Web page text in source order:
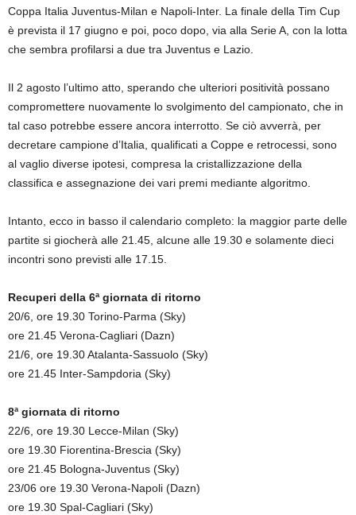
Coppa Italia Juventus-Milan e Napoli-Inter. La finale della Tim Cup
è prevista il 17 giugno e poi, poco dopo, via alla Serie A, con la lotta
che sembra profilarsi a due tra Juventus e Lazio.
Il 2 agosto l’ultimo atto, sperando che ulteriori positività possano
compromettere nuovamente lo svolgimento del campionato, che in
tal caso potrebbe essere ancora interrotto. Se ciò avverrà, per
decretare campione d’Italia, qualificati a Coppe e retrocessi, sono
al vaglio diverse ipotesi, compresa la cristallizzazione della
classifica e assegnazione dei vari premi mediante algoritmo.
Intanto, ecco in basso il calendario completo: la maggior parte delle
partite si giocherà alle 21.45, alcune alle 19.30 e solamente dieci
incontri sono previsti alle 17.15.
Recuperi della 6ª giornata di ritorno
20/6, ore 19.30 Torino-Parma (Sky)
ore 21.45 Verona-Cagliari (Dazn)
21/6, ore 19.30 Atalanta-Sassuolo (Sky)
ore 21.45 Inter-Sampdoria (Sky)
8ª giornata di ritorno
22/6, ore 19.30 Lecce-Milan (Sky)
ore 19.30 Fiorentina-Brescia (Sky)
ore 21.45 Bologna-Juventus (Sky)
23/06 ore 19.30 Verona-Napoli (Dazn)
ore 19.30 Spal-Cagliari (Sky)